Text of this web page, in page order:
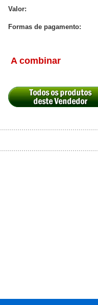
Valor:
Formas de pagamento:
A combinar